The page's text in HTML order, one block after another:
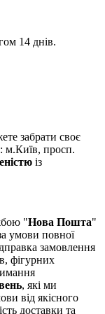
14 днів.
забрати своє
м.Київ, просп.
із
"Нова Пошта"
умови повної
замовлення
фігурних
, які ми
від якісного
доставки та